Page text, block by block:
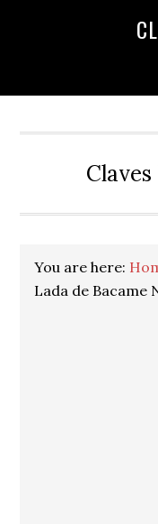
You are here:
Lada de Bacame